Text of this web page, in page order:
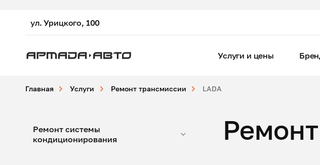
ул. Урицкого, 100
Услуги и цены
Главная Услуги Ремонт трансмиссии LADA
Ремонт системы
кондиционирования